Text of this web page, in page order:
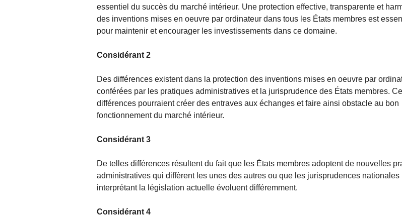
essentiel du succès du marché intérieur. Une protection effective, transparente et
des inventions mises en oeuvre par ordinateur dans tous les États membres est
pour maintenir et encourager les investissements dans ce domaine.
Considérant 2
Des différences existent dans la protection des inventions mises en oeuvre par
conférées par les pratiques administratives et la jurisprudence des États membres.
différences pourraient créer des entraves aux échanges et faire ainsi obstacle au bon
fonctionnement du marché intérieur.
Considérant 3
De telles différences résultent du fait que les États membres adoptent de nouvelles
administratives qui diffèrent les unes des autres ou que les jurisprudences nationales
interprétant la législation actuelle évoluent différemment.
Considérant 4